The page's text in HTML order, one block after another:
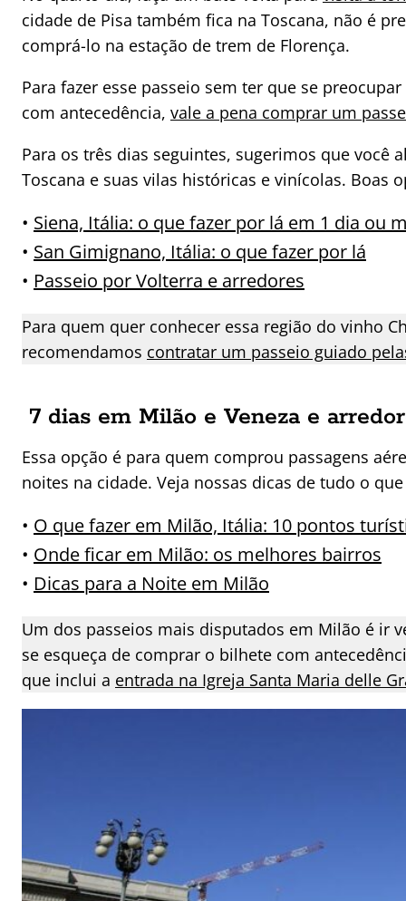
cidade de Pisa também fica na Toscana, não é
comprá-lo na estação de trem de Florença.
Para fazer esse passeio sem ter que se
com antecedência, vale a pena comprar um
Para os três dias seguintes, sugerimos que você
Toscana e suas vilas históricas e vinícolas. Boas
• Siena, Itália: o que fazer por lá em 1 dia ou
• San Gimignano, Itália: o que fazer por lá
• Passeio por Volterra e arredores
Para quem quer conhecer essa região do vinho
recomendamos contratar um passeio guiado
7 dias em Milão e Veneza e
Essa opção é para quem comprou passagens
noites na cidade. Veja nossas dicas de tudo o
• O que fazer em Milão, Itália: 10 pontos
• Onde ficar em Milão: os melhores bairros
• Dicas para a Noite em Milão
Um dos passeios mais disputados em Milão é ir
se esqueça de comprar o bilhete com
que inclui a entrada na Igreja Santa Maria delle